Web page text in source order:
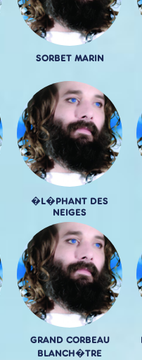
SORBET MARIN
�L�PHANT DES
NEIGES
GRAND CORBEAU
BLANCH�TRE